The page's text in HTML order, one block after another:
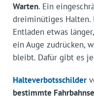
Warten. Ein
dreiminütiges Halten.
Entladen etwas
ein Auge zudrücken,
bleibt. Dafür gibt es
Halteverbotsschilder
bestimmte